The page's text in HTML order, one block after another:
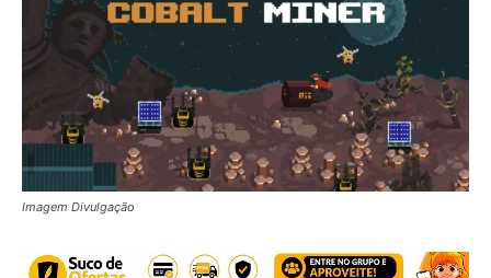
Imagem Divulgação